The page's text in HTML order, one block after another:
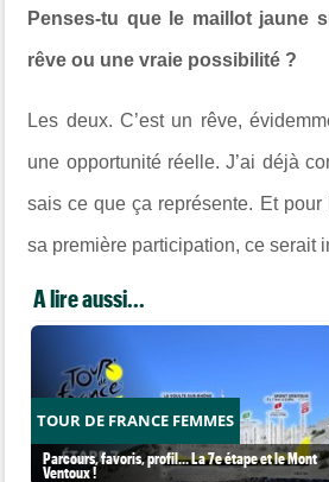
Penses-tu que le maillot jaune
rêve ou une vraie possibilité ?
Les deux. C’est un rêve,
une opportunité réelle. J’ai déjà
sais ce que ça représente. Et pour
sa première participation, ce serait
A lire aussi...
TOUR DE FRANCE FEMMES
Parcours, favoris, profil… La 7e étape et le Mont
Ventoux !